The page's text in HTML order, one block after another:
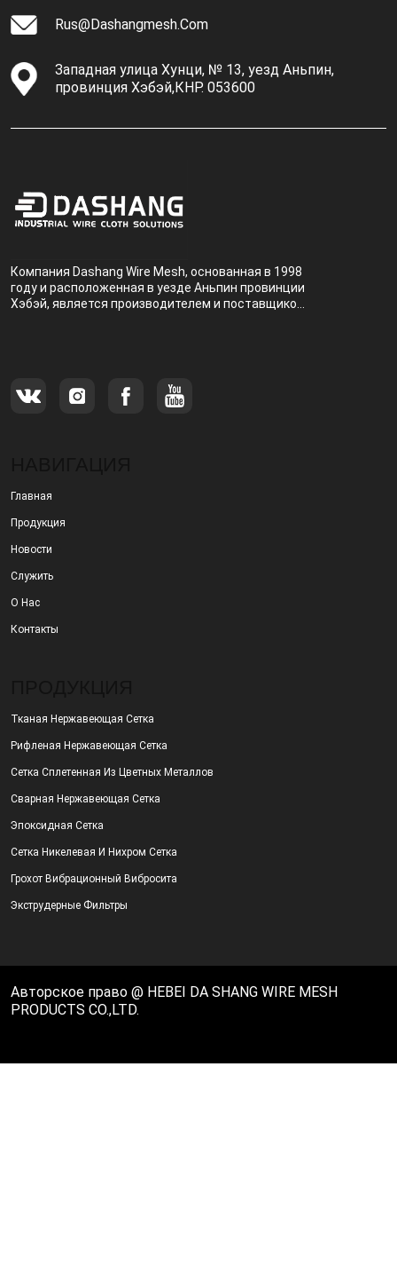
Rus@dashangmesh.com
Западная улица Хунци, № 13, уезд Аньпин,
провинция Хэбэй,КНР. 053600
Компания Dashang Wire Mesh, основанная в 1998
году и расположенная в уезде Аньпин провинции
Хэбэй, является производителем и поставщиком,
Главная
Продукция
Новости
Служить
О Нас
Контакты
Тканая Нержавеющая Сетка
Рифленая Нержавеющая Сетка
Сетка Сплетенная Из Цветных Металлов
Сварная Нержавеющая Сетка
Эпоксидная Сетка
Сетка Никелевая И Нихром Сетка
Грохот Вибрационный Вибросита
Экструдерные Фильтры
Авторское право @ HEBEI DA SHANG WIRE MESH
PRODUCTS CO.,LTD.